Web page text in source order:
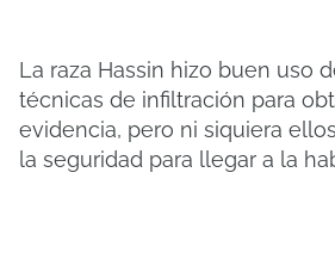
La raza Hassin hizo buen uso
técnicas de infiltración para
evidencia, pero ni siquiera
la seguridad para llegar a la